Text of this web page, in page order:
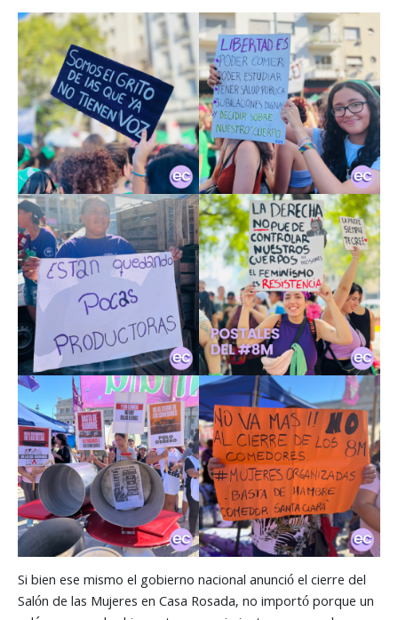
Si bien ese mismo el gobierno nacional anunció el cierre del
Salón de las Mujeres en Casa Rosada, no importó porque un